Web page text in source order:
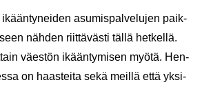
ikään­ty­nei­den asu­mis­pal­ve­lu­jen paik­
näh­den riit­tä­väs­ti tällä het­kel­lä.
väes­tön ikään­ty­mi­sen myötä. Hen­
on haas­tei­ta sekä meil­lä että yk­si­